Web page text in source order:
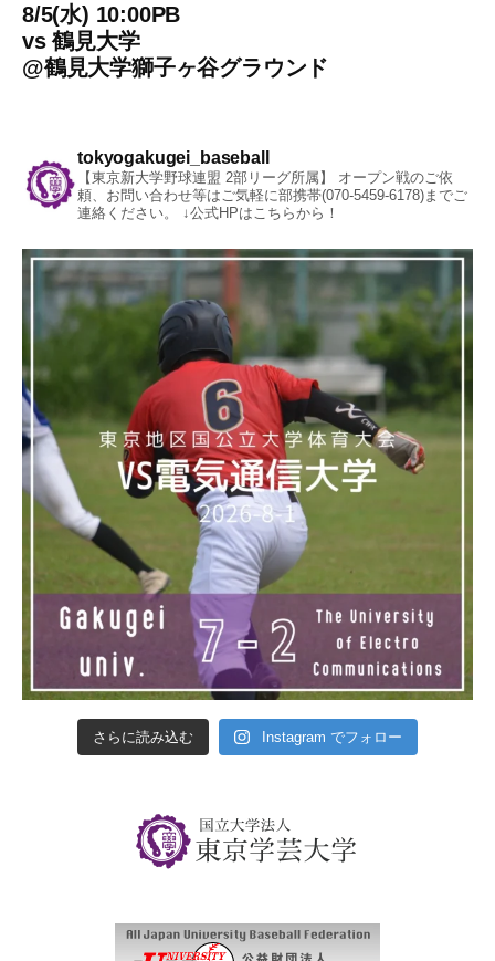
8/5(水) 10:00PB
vs鶴見大学
@鶴見大学獅子ヶ谷グラウンド
tokyogakugei_baseball
【東京新大学野球連盟 2部リーグ所属】
オープン戦のご依
頼、お問い合わせ等はご気軽に部携帯(070-5459-6178)までご
連絡ください。
↓公式HPはこちらから！
さらに読み込む Instagram でフォロー